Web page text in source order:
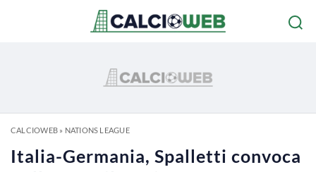
CALCIOWEB» NATIONS LEAGUE
Italia-Germania, Spalletti convoca